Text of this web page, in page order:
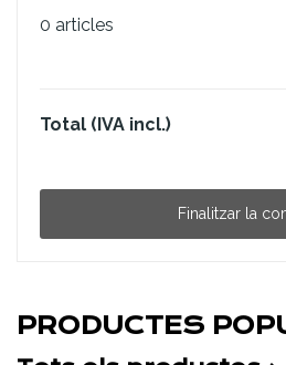
0 articles
Total (IVA incl.)
Finalitzar la
PRODUCTES